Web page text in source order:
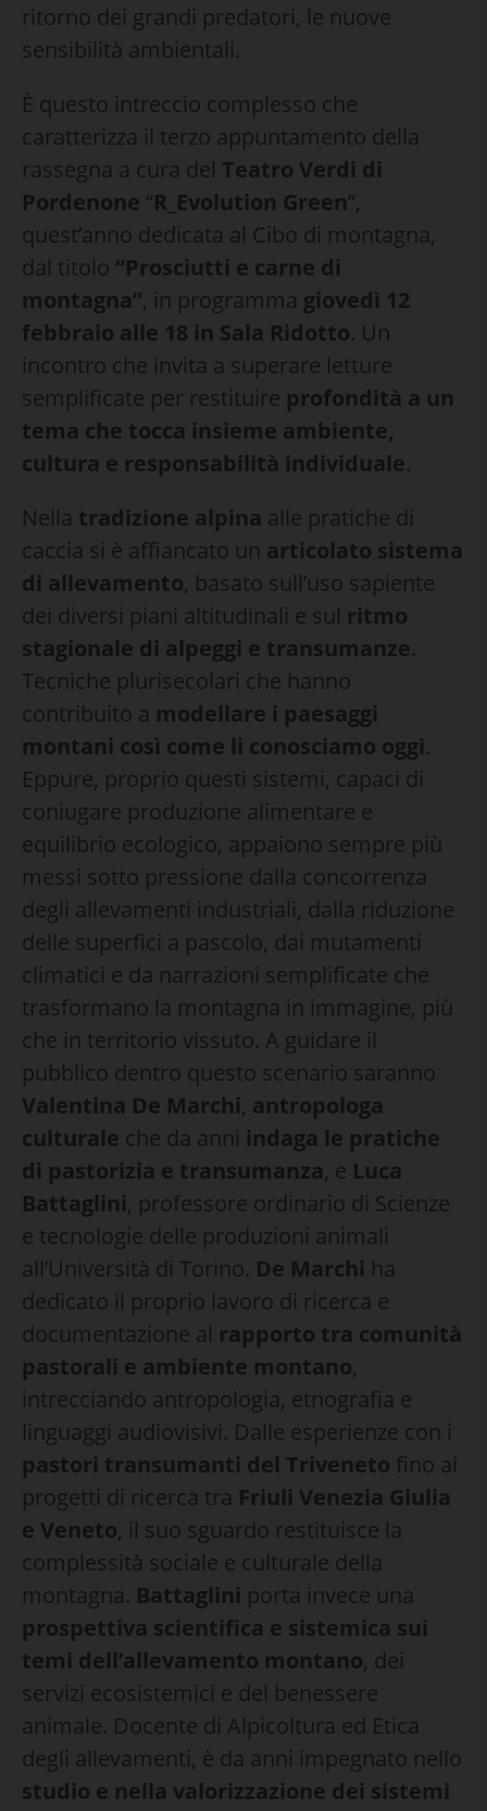
ritorno dei grandi predatori, le nuove
sensibilità ambientali.
È questo intreccio complesso che
caratterizza il terzo appuntamento della
rassegna a cura del Teatro Verdi di
Pordenone “R_Evolution Green”,
quest’anno dedicata al Cibo di montagna,
dal titolo “Prosciutti e carne di
montagna”, in programma giovedì 12
febbraio alle 18 in Sala Ridotto. Un
incontro che invita a superare letture
semplificate per restituire profondità a un
tema che tocca insieme ambiente,
cultura e responsabilità individuale.
Nella tradizione alpina alle pratiche di
caccia si è affiancato un articolato sistema
di allevamento, basato sull’uso sapiente
dei diversi piani altitudinali e sul ritmo
stagionale di alpeggi e transumanze.
Tecniche plurisecolari che hanno
contribuito a modellare i paesaggi
montani così come li conosciamo oggi.
Eppure, proprio questi sistemi, capaci di
coniugare produzione alimentare e
equilibrio ecologico, appaiono sempre più
messi sotto pressione dalla concorrenza
degli allevamenti industriali, dalla riduzione
delle superfici a pascolo, dai mutamenti
climatici e da narrazioni semplificate che
trasformano la montagna in immagine, più
che in territorio vissuto. A guidare il
pubblico dentro questo scenario saranno
Valentina De Marchi, antropologa
culturale che da anni indaga le pratiche
di pastorizia e transumanza, e Luca
Battaglini, professore ordinario di Scienze
e tecnologie delle produzioni animali
all’Università di Torino. De Marchi ha
dedicato il proprio lavoro di ricerca e
documentazione al rapporto tra comunità
pastorali e ambiente montano,
intrecciando antropologia, etnografia e
linguaggi audiovisivi. Dalle esperienze con i
pastori transumanti del Triveneto fino ai
progetti di ricerca tra Friuli Venezia Giulia
e Veneto, il suo sguardo restituisce la
complessità sociale e culturale della
montagna. Battaglini porta invece una
prospettiva scientifica e sistemica sui
temi dell’allevamento montano, dei
servizi ecosistemici e del benessere
animale. Docente di Alpicoltura ed Etica
degli allevamenti, è da anni impegnato nello
studio e nella valorizzazione dei sistemi